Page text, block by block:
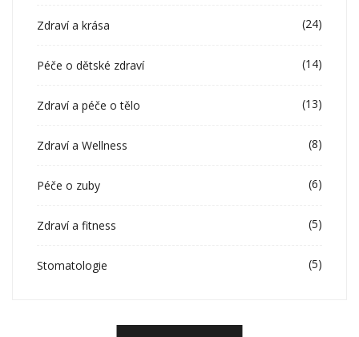
Zdraví a krása (24)
Péče o dětské zdraví (14)
Zdraví a péče o tělo (13)
Zdraví a Wellness (8)
Péče o zuby (6)
Zdraví a fitness (5)
Stomatologie (5)